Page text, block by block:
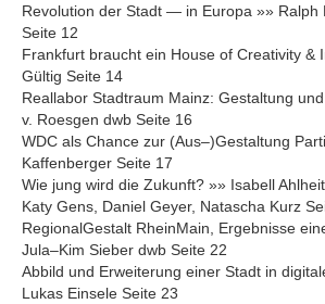
Revolution der Stadt — in Europa »» Ralph
Seite 12
Frankfurt braucht ein House of Creativity &
Gültig Seite 14
Reallabor Stadtraum Mainz: Gestaltung
v. Roesgen dwb Seite 16
WDC als Chance zur (Aus–)Gestaltung
Kaffenberger Seite 17
Wie jung wird die Zukunft? »» Isabell
Katy Gens, Daniel Geyer, Natascha Kurz
RegionalGestalt RheinMain, Ergebnisse
Jula–Kim Sieber dwb Seite 22
Abbild und Erweiterung einer Stadt in
Lukas Einsele Seite 23